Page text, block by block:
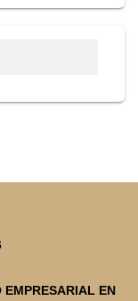
EMPRESARIAL EN